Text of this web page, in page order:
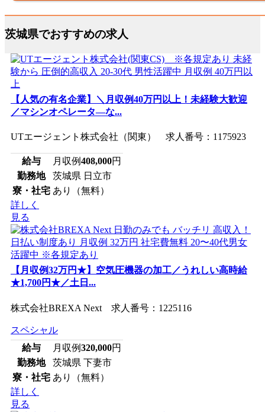
茨城県でおすすめの求人
【人気の有名企業】＼月収例40万円以上！未経験大歓迎
／マシンオペレータ―な...
UTエージェント株式会社（関東） 求人番号：1175923
給与 月収例408,000円
勤務地
茨城県 日立市
寮・社宅 あり（無料）
詳しく
見る
【月収例32万円★】空気圧機器の加工／うれしい高時給
★1,700円★／土日...
株式会社BREXA Next 求人番号：1225116
スペシャル
給与
月収例320,000円
勤務地
茨城県 下妻市
寮・社宅 あり（無料）
詳しく
見る